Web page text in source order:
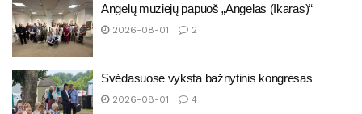
Angelų muziejų papuoš „Angelas (Ikaras)“
2026-08-01 2
Svėdasuose vyksta bažnytinis kongresas
2026-08-01 4